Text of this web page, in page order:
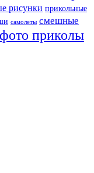
рисунки прикольные
самолеты смешные
фото приколы